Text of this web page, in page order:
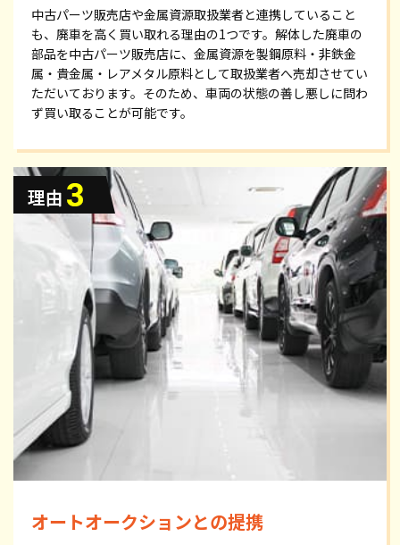
中古パーツ販売店や金属資源取扱業者と連携していること
も、廃車を高く買い取れる理由の1つです。解体した廃車の
部品を中古パーツ販売店に、金属資源を製鋼原料・非鉄金
属・貴金属・レアメタル原料として取扱業者へ売却させてい
ただいております。そのため、車両の状態の善し悪しに問わ
ず買い取ることが可能です。
オートオークションとの提携